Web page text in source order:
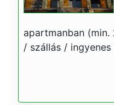
apartmanban
/ szállás / ingyenes